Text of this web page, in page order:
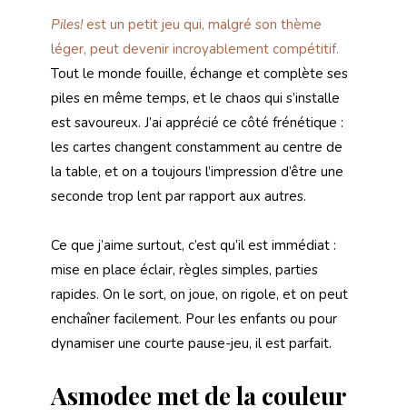
Piles!est un petit jeu qui, malgré son thème
léger, peut devenir incroyablement compétitif.
Tout le monde fouille, échange et complète ses
piles en même temps, et le chaos qui s’installe
est savoureux. J’ai apprécié ce côté frénétique :
les cartes changent constamment au centre de
la table, et on a toujours l’impression d’être une
seconde trop lent par rapport aux autres.
Ce que j’aime surtout, c’est qu’il est immédiat :
mise en place éclair, règles simples, parties
rapides. On le sort, on joue, on rigole, et on peut
enchaîner facilement. Pour les enfants ou pour
dynamiser une courte pause-jeu, il est parfait.
Asmodee met de la couleur